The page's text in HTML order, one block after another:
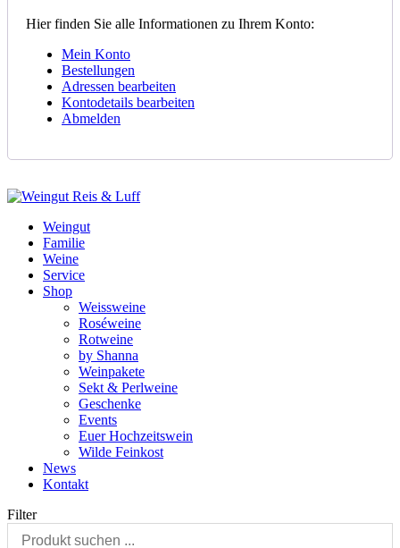
Hier finden Sie alle Informationen zu Ihrem Konto:
Mein Konto
Bestellungen
Adressen bearbeiten
Kontodetails bearbeiten
Abmelden
Weingut
Familie
Weine
Service
Shop
Weissweine
Roséweine
Rotweine
by Shanna
Weinpakete
Sekt & Perlweine
Geschenke
Events
Euer Hochzeitswein
Wilde Feinkost
News
Kontakt
Filter